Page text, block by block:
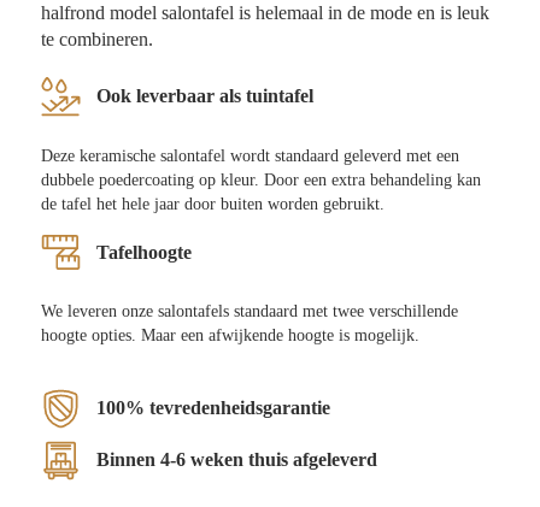
halfrond model salontafel is helemaal in de mode en is leuk
te combineren.
100% tevredenheidsgarantie
Binnen 4-6 weken thuis afgeleverd
Ook leverbaar als tuintafel
Deze keramische salontafel wordt standaard geleverd met een
dubbele poedercoating op kleur. Door een extra behandeling kan
de tafel het hele jaar door buiten worden gebruikt.
Tafelhoogte
We leveren onze salontafels standaard met twee verschillende
hoogte opties. Maar een afwijkende hoogte is mogelijk.